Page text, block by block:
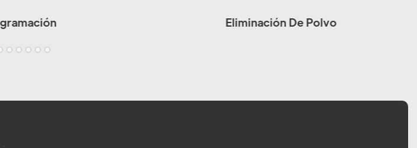
Eliminación De Polvo